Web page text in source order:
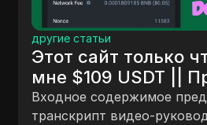
другие статьи
Этот сайт только
мне $109 USDT ||
это.
Входное содержимое
транскрипт видео-